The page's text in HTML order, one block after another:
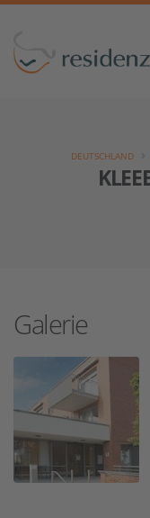
DEUTSCHLAND
Galerie